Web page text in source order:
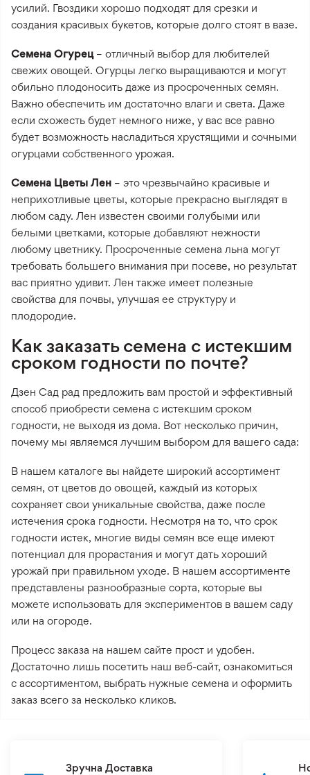
усилий. Гвоздики хорошо подходят для срезки и
создания красивых букетов, которые долго стоят в вазе.
Семена Огурец– отличный выбор для любителей
свежих овощей. Огурцы легко выращиваются и могут
обильно плодоносить даже из просроченных семян.
Важно обеспечить им достаточно влаги и света. Даже
если схожесть будет немного ниже, у вас все равно
будет возможность насладиться хрустящими и сочными
огурцами собственного урожая.
Семена Цветы Лен – это чрезвычайно красивые и
неприхотливые цветы, которые прекрасно выглядят в
любом саду. Лен известен своими голубыми или
белыми цветками, которые добавляют нежности
любому цветнику. Просроченные семена льна могут
требовать большего внимания при посеве, но результат
вас приятно удивит. Лен также имеет полезные
свойства для почвы, улучшая ее структуру и
плодородие.
Как заказать семена с истекшим
сроком годности по почте?
Дзен Сад рад предложить вам простой и эффективный
способ приобрести семена с истекшим сроком
годности, не выходя из дома. Вот несколько причин,
почему мы являемся лучшим выбором для вашего сада:
В нашем каталоге вы найдете широкий ассортимент
семян, от цветов до овощей, каждый из которых
сохраняет свои уникальные свойства, даже после
истечения срока годности. Несмотря на то, что срок
годности истек, многие виды семян все еще имеют
потенциал для прорастания и могут дать хороший
урожай при правильном уходе. В нашем ассортименте
представлены разнообразные сорта, которые вы
можете использовать для экспериментов в вашем саду
или на огороде.
Процесс заказа на нашем сайте прост и удобен.
Достаточно лишь посетить наш веб-сайт, ознакомиться
с ассортиментом, выбрать нужные семена и оформить
заказ всего за несколько кликов.
Зручна Доставка